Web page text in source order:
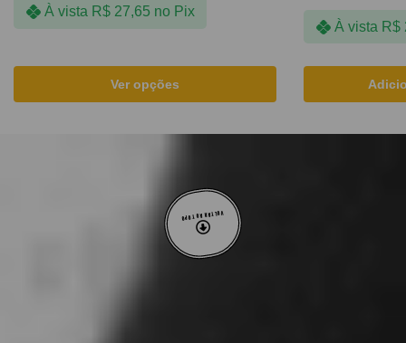
À vista R$27,65 no Pix
Ver opções
À vista R$
VOLTAR AO TOPO